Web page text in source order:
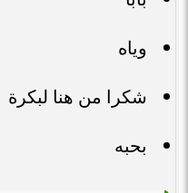
وياه
شكرا من هنا لبكرة
بحبه